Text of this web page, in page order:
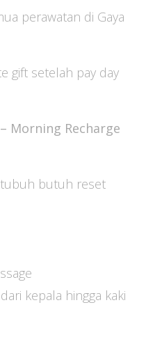
perawatan di Gaya
gift setelah pay day
Morning Recharge
butuh reset
kepala hingga kaki